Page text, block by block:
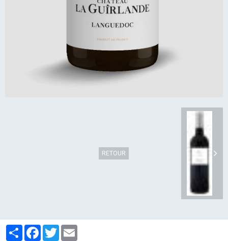
RETOUR
PartagerFacebook
Twitter